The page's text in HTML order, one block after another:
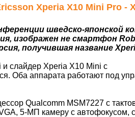
Xperia X10 Mini Pro -
шведско-японской
изображен не смартфон
получившая название
слайдер Xperia X10 Mini с
Оба аппарата работают под
Qualcomm MSM7227 с
5-МП камеру с автофокусом,